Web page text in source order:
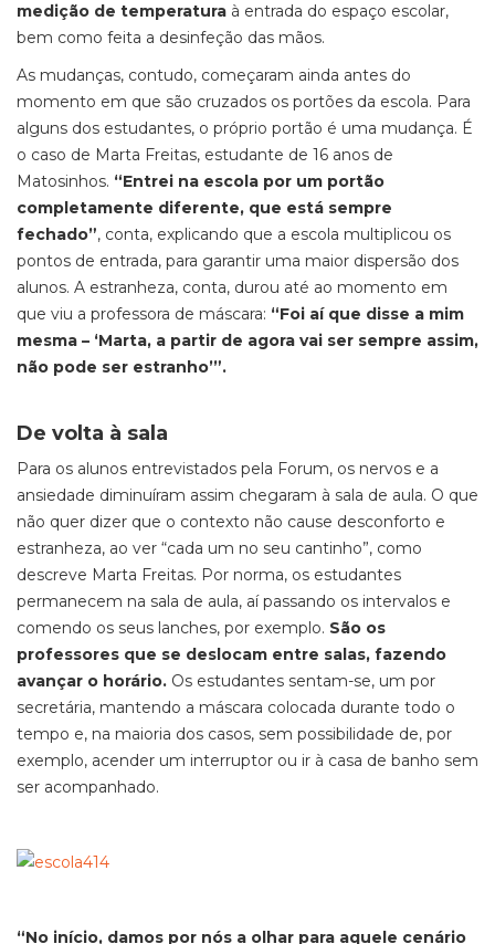
medição de temperatura à entrada do espaço escolar,
bem como feita a desinfeção das mãos.
As mudanças, contudo, começaram ainda antes do
momento em que são cruzados os portões da escola. Para
alguns dos estudantes, o próprio portão é uma mudança. É
o caso de Marta Freitas, estudante de 16 anos de
Matosinhos. “Entrei na escola por um portão
completamente diferente, que está sempre
fechado”, conta, explicando que a escola multiplicou os
pontos de entrada, para garantir uma maior dispersão dos
alunos. A estranheza, conta, durou até ao momento em
que viu a professora de máscara: “Foi aí que disse a mim
mesma – ‘Marta, a partir de agora vai ser sempre assim,
não pode ser estranho’”.
De volta à sala
Para os alunos entrevistados pela Forum, os nervos e a
ansiedade diminuíram assim chegaram à sala de aula. O que
não quer dizer que o contexto não cause desconforto e
estranheza, ao ver “cada um no seu cantinho”, como
descreve Marta Freitas. Por norma, os estudantes
permanecem na sala de aula, aí passando os intervalos e
comendo os seus lanches, por exemplo. São os
professores que se deslocam entre salas, fazendo
avançar o horário. Os estudantes sentam-se, um por
secretária, mantendo a máscara colocada durante todo o
tempo e, na maioria dos casos, sem possibilidade de, por
exemplo, acender um interruptor ou ir à casa de banho sem
ser acompanhado.
“No início, damos por nós a olhar para aquele cenário